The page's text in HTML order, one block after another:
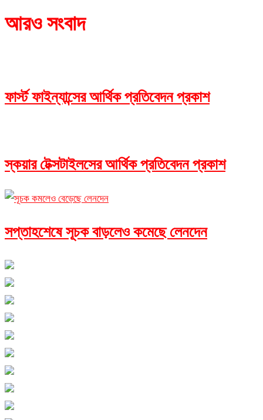
আরও সংবাদ
ফার্স্ট ফাইন্যান্সের আর্থিক প্রতিবেদন প্রকাশ
স্কয়ার টেক্সটাইলসের আর্থিক প্রতিবেদন প্রকাশ
সপ্তাহশেষে সূচক বাড়লেও কমেছে লেনদেন